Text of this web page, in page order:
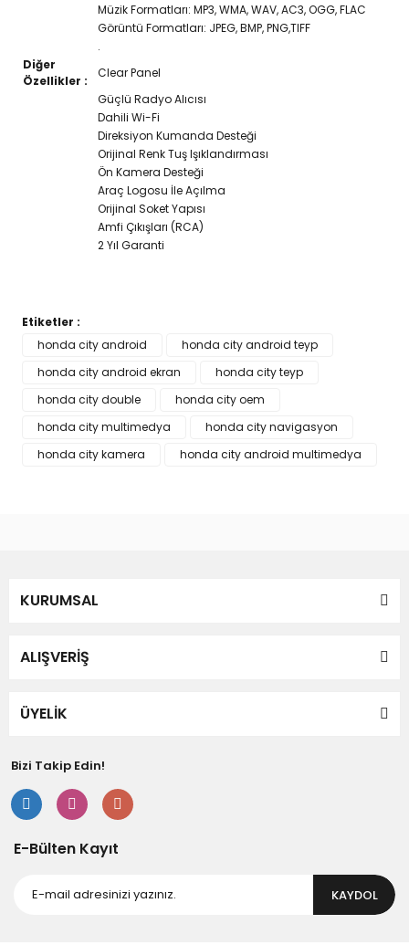
Müzik Formatları: MP3, WMA, WAV, AC3, OGG, FLAC
Görüntü Formatları: JPEG, BMP, PNG,TIFF
.
Diğer
Özellikler :
Clear Panel
Güçlü Radyo Alıcısı
Dahili Wi-Fi
Direksiyon Kumanda Desteği
Orijinal Renk Tuş Işıklandırması
Ön Kamera Desteği
Araç Logosu İle Açılma
Orijinal Soket Yapısı
Amfi Çıkışları (RCA)
2 Yıl Garanti
Bu ürüne ilk yorumu siz yapın!
Yorum Yaz
Bu ürünün fiyat bilgisi, resim, ürün açıklamalarında ve diğer
kullanarak tarafımıza iletebilirsiniz.
Görüş ve önerileriniz için teşekkür ederiz.
Etiketler :
honda city android
honda city android teyp
honda city android ekran
honda city teyp
honda city double
honda city oem
honda city multimedya
honda city navigasyon
honda city kamera
honda city android multimedya
KURUMSAL
ALIŞVERİŞ
ÜYELİK
Bizi Takip Edin!
E-Bülten Kayıt
KAYDOL